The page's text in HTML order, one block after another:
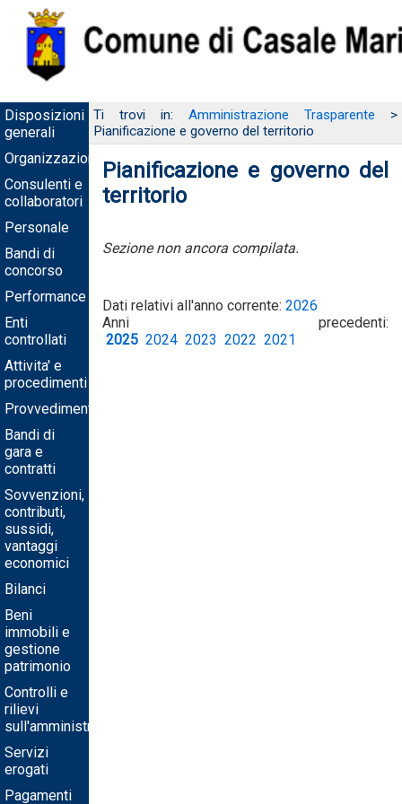
Disposizioni
generali
Organizzazione
Consulenti e
collaboratori
Personale
Bandi di
concorso
Performance
Enti
controllati
Attivita' e
procedimenti
Provvedimenti
Bandi di
gara e
contratti
Sovvenzioni,
contributi,
sussidi,
vantaggi
economici
Bilanci
Beni
immobili e
gestione
patrimonio
Controlli e
rilievi
sull'amministrazione
Servizi
erogati
Pagamenti
Ti trovi in: Amministrazione Trasparente >
Pianificazione e governo del territorio
Pianificazione e governo del
territorio
Sezione non ancora compilata.
Dati relativi all'anno corrente: 2026
Anni precedenti:
2025 2024 2023 2022 2021